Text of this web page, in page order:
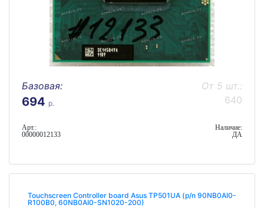
Базовая:
694 р.
От 5 шт.:
640
Арт.:
00000012133
Наличие:
ДА
Touchscreen Controller board Asus TP501UA (p/n 90NB0AI0-
R100B0, 60NB0AI0-SN1020-200)